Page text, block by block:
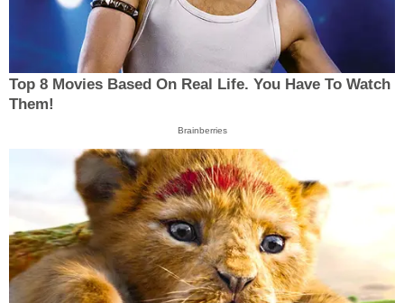
Top 8 Movies Based On Real Life. You Have To Watch
Them!
Brainberries